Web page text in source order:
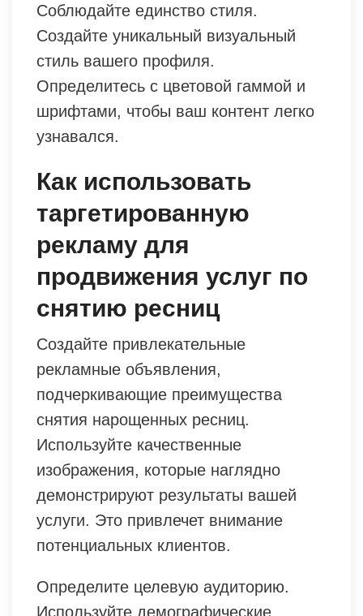
Соблюдайте единство стиля.
Создайте уникальный визуальный
стиль вашего профиля.
Определитесь с цветовой гаммой и
шрифтами, чтобы ваш контент легко
узнавался.
Как использовать
таргетированную
рекламу для
продвижения услуг по
снятию ресниц
Создайте привлекательные
рекламные объявления,
подчеркивающие преимущества
снятия нарощенных ресниц.
Используйте качественные
изображения, которые наглядно
демонстрируют результаты вашей
услуги. Это привлечет внимание
потенциальных клиентов.
Определите целевую аудиторию.
Используйте демографические